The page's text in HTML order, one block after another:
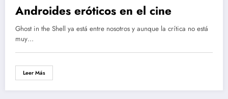
Androides eróticos en el cine
Ghost in the Shell ya está entre nosotros y aunque la crítica no está
muy…
Leer Más